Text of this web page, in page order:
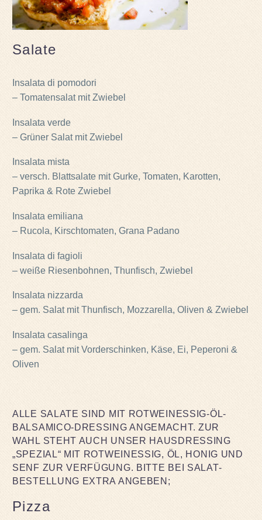
Salate
Insalata di pomodori
– Tomatensalat mit Zwiebel
Insalata verde
– Grüner Salat mit Zwiebel
Insalata mista
– versch. Blattsalate mit Gurke, Tomaten, Karotten,
Paprika & Rote Zwiebel
Insalata emiliana
– Rucola, Kirschtomaten, Grana Padano
Insalata di fagioli
– weiße Riesenbohnen, Thunfisch, Zwiebel
Insalata nizzarda
– gem. Salat mit Thunfisch, Mozzarella, Oliven & Zwiebel
Insalata casalinga
– gem. Salat mit Vorderschinken, Käse, Ei, Peperoni &
Oliven
ALLE SALATE SIND MIT ROTWEINESSIG-ÖL-
BALSAMICO-DRESSING ANGEMACHT. ZUR
WAHL STEHT AUCH UNSER HAUSDRESSING
„SPEZIAL“ MIT ROTWEINESSIG, ÖL, HONIG UND
SENF ZUR VERFÜGUNG. BITTE BEI SALAT-
BESTELLUNG EXTRA ANGEBEN;
Pizza